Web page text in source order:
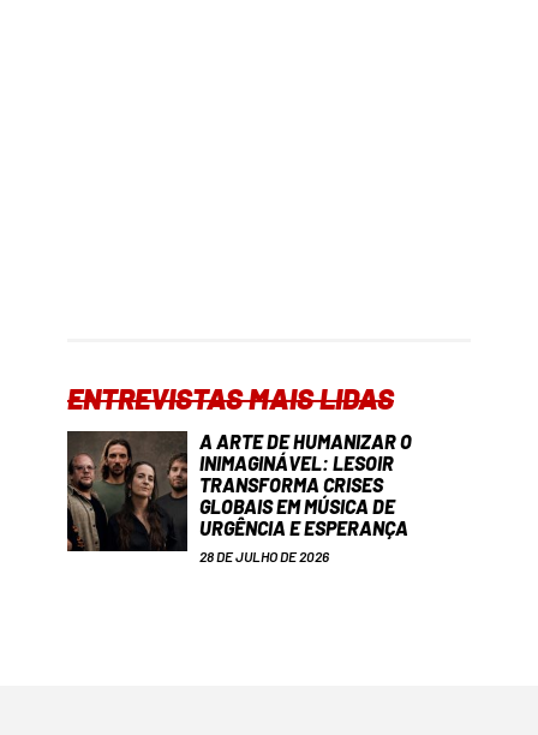
ENTREVISTAS MAIS LIDAS
A ARTE DE HUMANIZAR O
INIMAGINÁVEL: LESOIR
TRANSFORMA CRISES
GLOBAIS EM MÚSICA DE
URGÊNCIA E ESPERANÇA
28 DE JULHO DE 2026